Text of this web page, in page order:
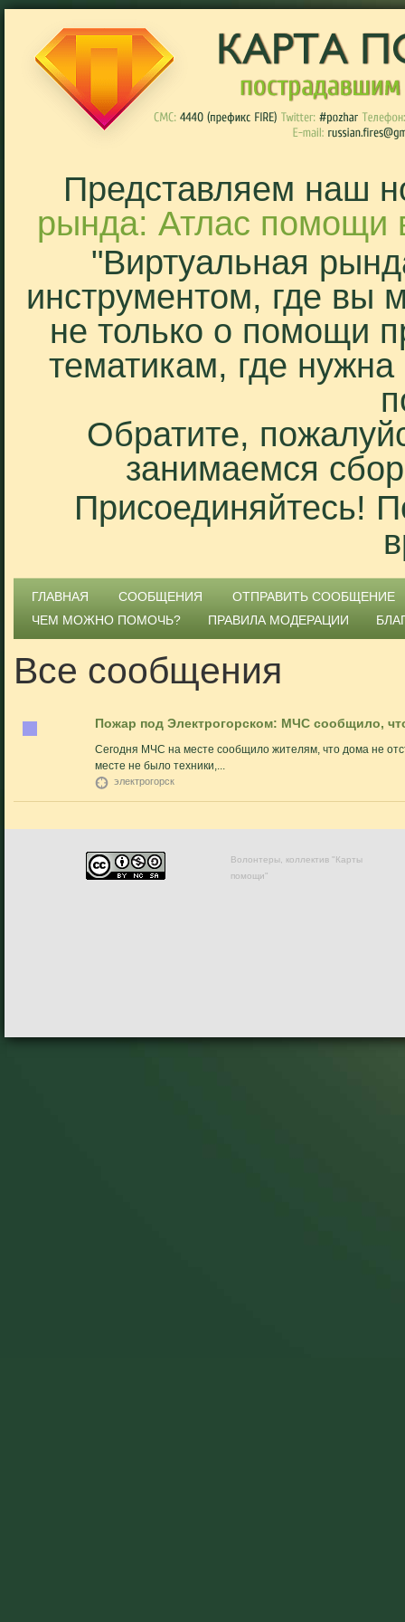
Представляем наш
рында: Атлас помощи
"Виртуальная
инструментом, где вы
не только о помощи
тематикам, где
Обратите,
занимаемся
Присоединяйтесь!
ГЛАВНАЯ СООБЩЕНИЯ
ОТПРАВИТЬ СООБЩЕНИЕ
ЧЕМ МОЖНО ПОМОЧЬ?
ПРАВИЛА МОДЕРАЦИИ
Все сообщения
Пожар под Электрогорском: МЧС сообщило,
Сегодня МЧС на месте сообщило жителям, что дома не
месте не было техники,...
электрогорск
Волонтеры, коллектив "Карты
помощи"